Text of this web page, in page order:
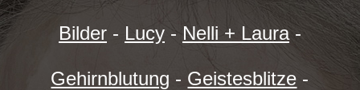
Bilder- Lucy- Nelli + Laura-
Gehirnblutung - Geistesblitze -